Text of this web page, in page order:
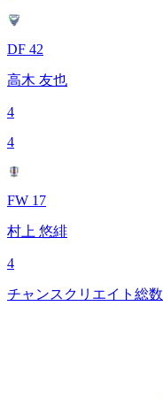
DF 42
高木 友也
4
4
FW 17
村上 悠緋
4
チャンスクリエイト総数